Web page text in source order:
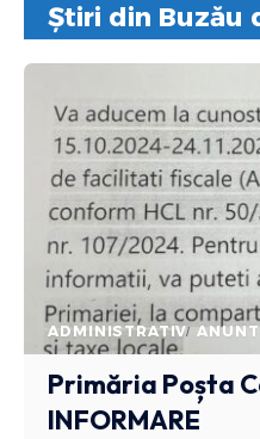
Știri din Buzău
ADMINISTRATIV
Primăria Poșta
INFORMARE